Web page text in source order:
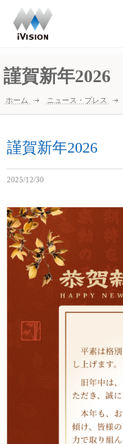
謹賀新年2026
ホーム ニュース・プレス
謹賀新年2026
2025/12/30